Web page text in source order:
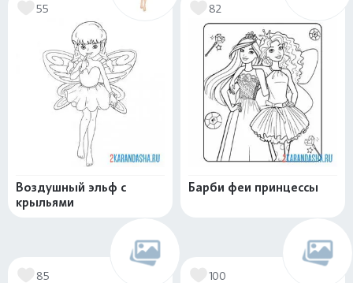
55
Воздушный эльф с
крыльями
82
Барби феи принцессы
85 100